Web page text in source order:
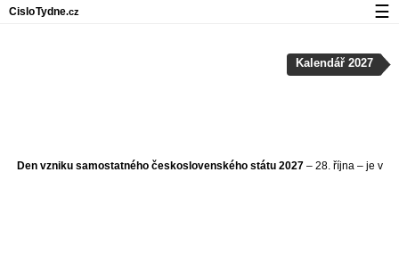
Den vzniku samostatného československého státu 2027– 28. října – je v
Kalendář 2027
CisloTydne.cz ☰